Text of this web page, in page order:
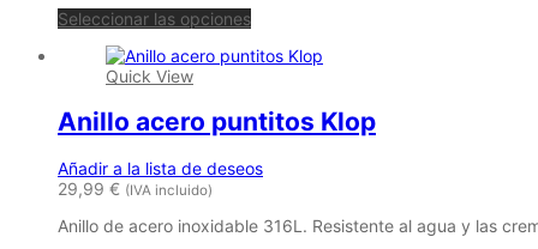
Seleccionar las opciones
Quick View
Anillo acero puntitos Klop
Añadir a la lista de deseos
29,99 € (IVA incluido)
Anillo de acero inoxidable 316L. Resistente al agua y las